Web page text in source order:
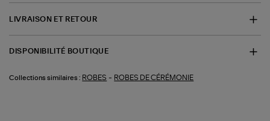
LIVRAISON ET RETOUR
DISPONIBILITÉ BOUTIQUE
Collections similaires : ROBES - ROBES DE CÉRÉMONIE